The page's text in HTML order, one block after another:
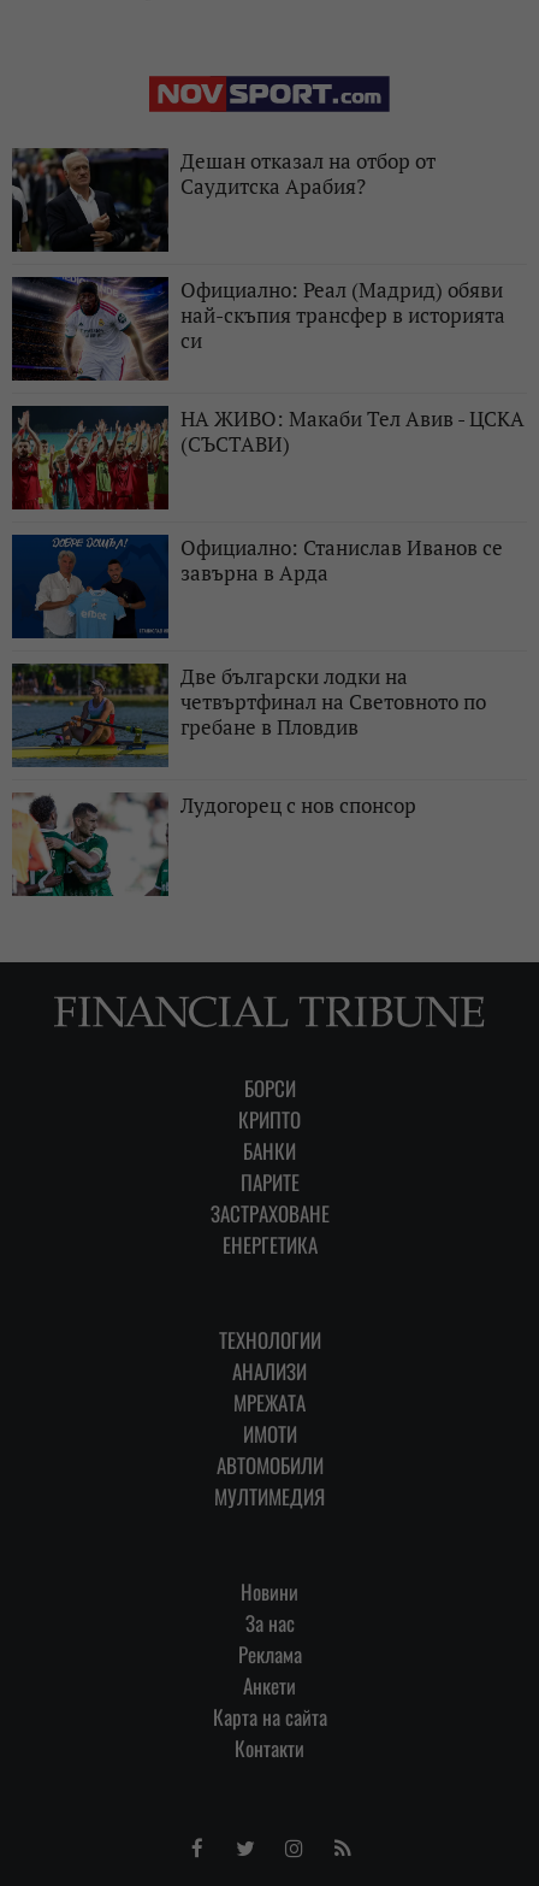
Дешан отказал на отбор от
Саудитска Арабия?
Официално: Реал (Мадрид) обяви
най-скъпия трансфер в историята
си
НА ЖИВО: Макаби Тел Авив - ЦСКА
(СЪСТАВИ)
Официално: Станислав Иванов се
завърна в Арда
Две български лодки на
четвъртфинал на Световното по
гребане в Пловдив
Лудогорец с нов спонсор
БОРСИ
КРИПТО
БАНКИ
ПАРИТЕ
ЗАСТРАХОВАНЕ
ЕНЕРГЕТИКА
ТЕХНОЛОГИИ
АНАЛИЗИ
МРЕЖАТА
ИМОТИ
АВТОМОБИЛИ
МУЛТИМЕДИЯ
Новини
За нас
Реклама
Анкети
Карта на сайта
Контакти